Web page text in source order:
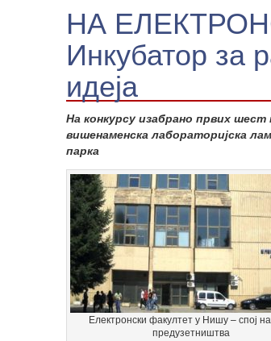
НА
Инкубатор за
идеја
На конкурсу изабрано првих шест
вишенаменска лабораторијска
парка
Електронски факултет у Нишу – спој
предузетништва